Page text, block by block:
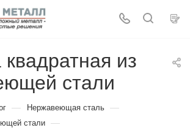
из
стали
— Нержавеющая сталь —
стали —